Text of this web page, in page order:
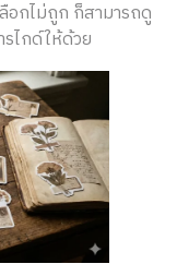
อกไม่ถูก ก็สามารถดู
ไกด์ให้ด้วย